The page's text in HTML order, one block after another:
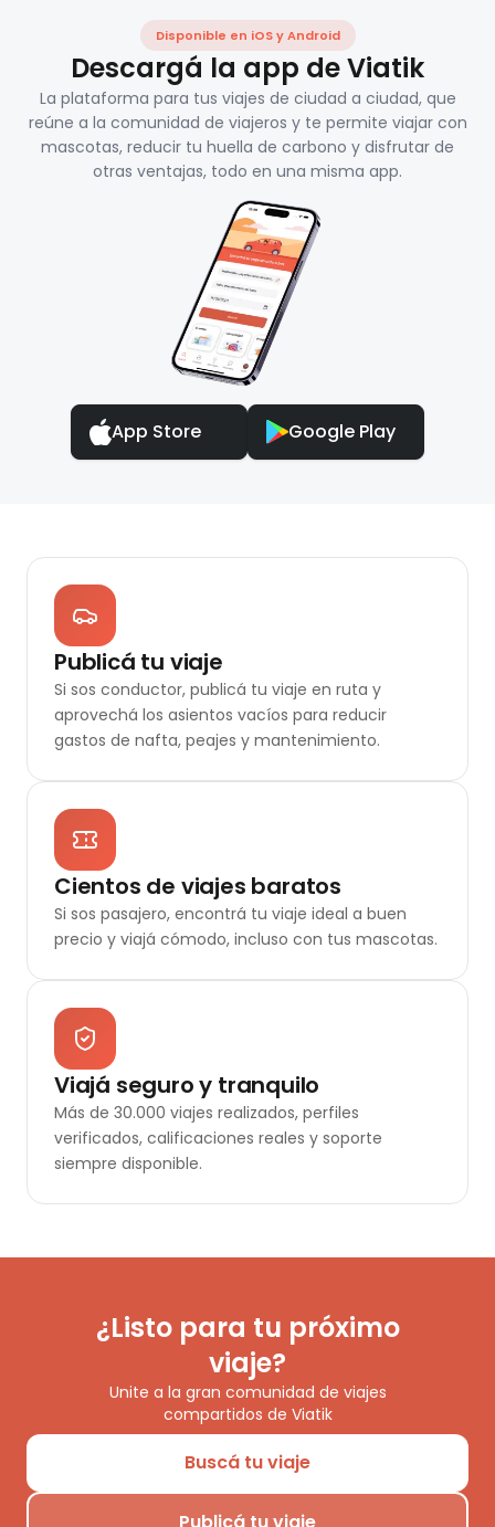
Disponible en iOS y Android
Descargá la app de Viatik
La plataforma para tus viajes de ciudad a ciudad, que
reúne a la comunidad de viajeros y te permite viajar con
mascotas, reducir tu huella de carbono y disfrutar de
otras ventajas, todo en una misma app.
App Store Google Play
Publicá tu viaje
Si sos conductor, publicá tu viaje en ruta y
aprovechá los asientos vacíos para reducir
gastos de nafta, peajes y mantenimiento.
Cientos de viajes baratos
Si sos pasajero, encontrá tu viaje ideal a buen
precio y viajá cómodo, incluso con tus mascotas.
Viajá seguro y tranquilo
Más de 30.000 viajes realizados, perfiles
verificados, calificaciones reales y soporte
siempre disponible.
¿Listo para tu próximo
viaje?
Unite a la gran comunidad de viajes
compartidos de Viatik
Buscá tu viaje